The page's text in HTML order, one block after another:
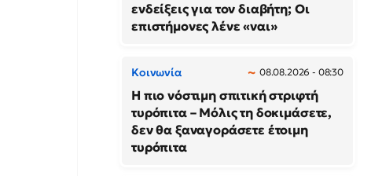
ενδείξεις για τον διαβήτη; Οι
επιστήμονες λένε «ναι»
Κοινωνία 08.08.2026 - 08:30
Η πιο νόστιμη σπιτική στριφτή
τυρόπιτα – Μόλις τη δοκιμάσετε,
δεν θα ξαναγοράσετε έτοιμη
τυρόπιτα